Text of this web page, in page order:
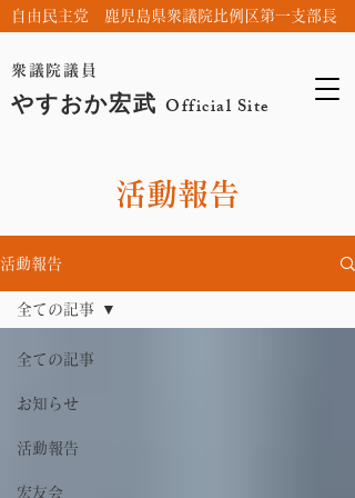
衆議院議員
やすおか宏武 Official Site
自由民主党 鹿児島県衆議院比例区第一支部長
活動報告
活動報告
全ての記事
お知らせ
活動報告
宏友会
全ての記事